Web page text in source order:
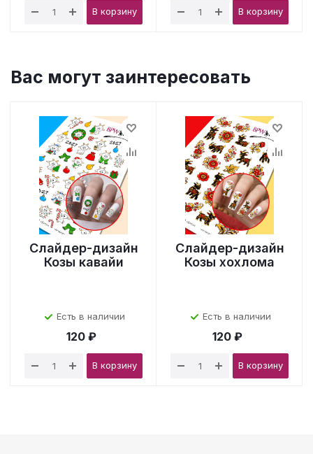
В корзину В корзину
Вас могут заинтересовать
Слайдер-дизайн
Козы кавайи
Есть в наличии
120 ₽
В корзину
Слайдер-дизайн
Козы хохлома
Есть в наличии
120 ₽
В корзину